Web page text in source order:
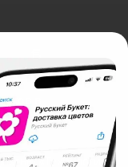
в
«Технология»